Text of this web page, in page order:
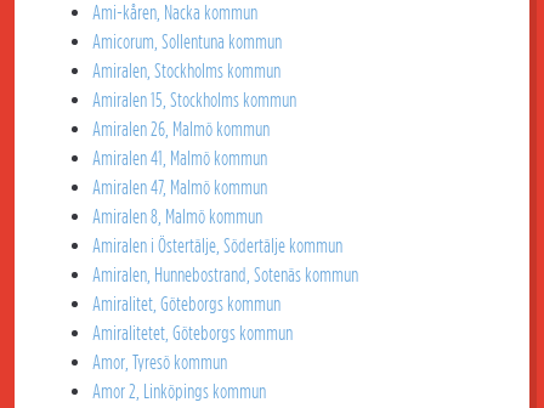
Ami-kåren, Nacka kommun
Amicorum, Sollentuna kommun
Amiralen, Stockholms kommun
Amiralen 15, Stockholms kommun
Amiralen 26, Malmö kommun
Amiralen 41, Malmö kommun
Amiralen 47, Malmö kommun
Amiralen 8, Malmö kommun
Amiralen i Östertälje, Södertälje kommun
Amiralen, Hunnebostrand, Sotenäs kommun
Amiralitet, Göteborgs kommun
Amiralitetet, Göteborgs kommun
Amor, Tyresö kommun
Amor 2, Linköpings kommun